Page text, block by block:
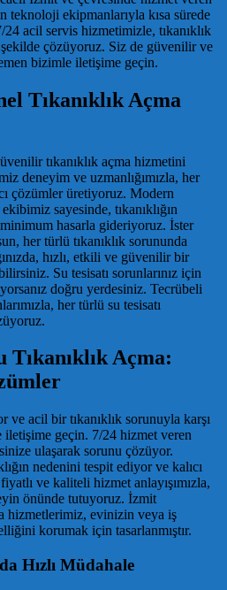
teknoloji ekipmanlarıyla kısa sürede
acil servis hizmetimizle, tıkanıklık
çözüyoruz. Siz de güvenilir ve
bizimle iletişime geçin.
Tıkanıklık Açma
tıkanıklık açma hizmetini
deneyim ve uzmanlığımızla, her
çözümler üretiyoruz. Modern
sayesinde, tıkanıklığın
minimum hasarla gideriyoruz. İster
her türlü tıkanıklık sorununda
hızlı, etkili ve güvenilir bir
Su tesisatı sorunlarınız için
doğru yerdesiniz. Tecrübeli
her türlü su tesisatı
Açma:
ve acil bir tıkanıklık sorunuyla karşı
iletişime geçin. 7/24 hizmet veren
ulaşarak sorunu çözüyor.
nedenini tespit ediyor ve kalıcı
ve kaliteli hizmet anlayışımızla,
önünde tutuyoruz. İzmit
hizmetlerimiz, evinizin veya iş
korumak için tasarlanmıştır.
Hızlı Müdahale